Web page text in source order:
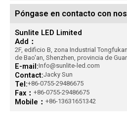
Póngase en contacto con
Sunlite LED Limited
Add：
2F, edificio B, zona Industrial
de Bao'an, Shenzhen, provincia de
E-mail:Info@sunlite-led.com
Contact:Jacky Sun
Tel:+86-0755-29486675
Fax： +86-0755-29486675
Mobile： +86-13631651342